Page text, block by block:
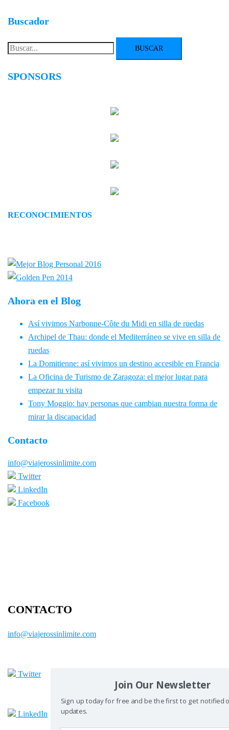
Buscador
Buscar:
SPONSORS
RECONOCIMIENTOS
Ahora en el Blog
Así vivimos Narbonne-Côte du Midi en silla de ruedas
Archipel de Thau: donde el Mediterráneo se vive en silla de
ruedas
La Domitienne: así vivimos un destino accesible en Francia
La Oficina de Turismo de Zaragoza: el mejor lugar para
empezar tu visita
Tony Moggio: hay personas que cambian nuestra forma de
mirar la discapacidad
Contacto
info@viajerossinlimite.com
Twitter
LinkedIn
Facebook
CONTACTO
info@viajerossinlimite.com
Twitter
LinkedIn
Join Our Newsletter
Sign up today for free and be the first to get notified
updates.